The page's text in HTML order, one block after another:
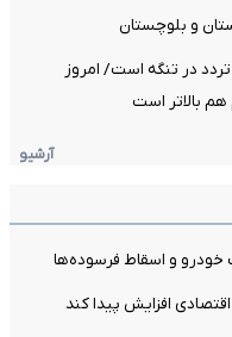
در تنگه است/ امروز
هم بالاتر است
آرشیو
خودرو و اسقاط فرسوده‌ها
افزایش پیدا کند